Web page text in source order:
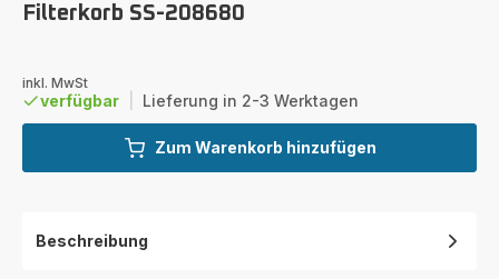
Filterkorb SS-208680
inkl. MwSt
verfügbar Lieferung in 2-3 Werktagen
Zum Warenkorb hinzufügen
Beschreibung